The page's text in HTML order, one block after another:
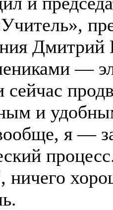
Дмитрий
—
и
я —
ничего